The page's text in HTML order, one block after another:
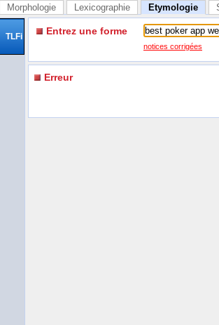
Morphologie Lexicographie Etymologie
TLFi Entrez une forme
notices corrigées
Erreur